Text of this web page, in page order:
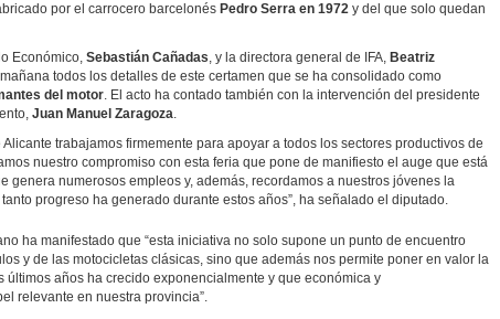
por el carrocero barcelonés Pedro Serra en 1972 y del que solo quedan
Sebastián Cañadas, y la directora general de IFA, Beatriz
todos los detalles de este certamen que se ha consolidado como
del motor. El acto ha contado también con la intervención del presidente
Juan Manuel Zaragoza.
trabajamos firmemente para apoyar a todos los sectores productivos de
nuestro compromiso con esta feria que pone de manifiesto el auge que está
genera numerosos empleos y, además, recordamos a nuestros jóvenes la
progreso ha generado durante estos años”, ha señalado el diputado.
ha manifestado que “esta iniciativa no solo supone un punto de encuentro
y de las motocicletas clásicas, sino que además nos permite poner en valor la
últimos años ha crecido exponencialmente y que económica y
relevante en nuestra provincia”.